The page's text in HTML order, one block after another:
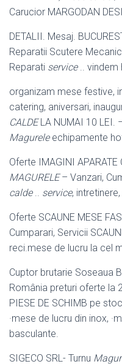
Carucior MARGODAN
DETALII. Mesaj.
Reparatii Scutere
Reparati service.. vindem
organizam mese festive,
catering, aniversari,
CALDELA NUMAI 10 LEI.
Magureleechipamente
Oferte IMAGINI APARATE
MAGURELE– Vanzari,
calde.. service,
Oferte SCAUNE MESE
Cumparari, Servicii
reci.mese de lucru la cel
Cuptor brutarie Soseaua
România preturi oferte la
PIESE DE SCHIMB pe
·mese de lucru din inox,
basculante.
SIGECO SRL- Turnu